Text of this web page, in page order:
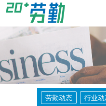
劳勤动态 行业动